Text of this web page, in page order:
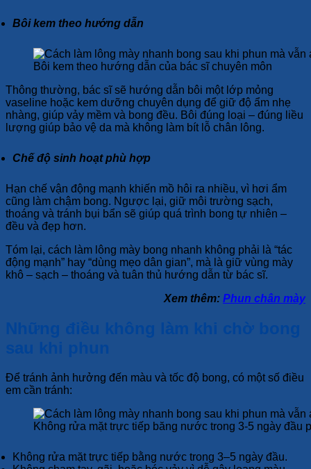
Bôi kem theo hướng dẫn
Bôi kem theo hướng dẫn của bác sĩ chuyên môn
Thông thường, bác sĩ sẽ hướng dẫn bôi một lớp mỏng
vaseline hoặc kem dưỡng chuyên dụng để giữ độ ẩm nhẹ
nhàng, giúp vảy mềm và bong đều. Bôi đúng loại – đúng liều
lượng giúp bảo vệ da mà không làm bít lỗ chân lông.
Chế độ sinh hoạt phù hợp
Hạn chế vận động mạnh khiến mồ hôi ra nhiều, vì hơi ẩm
cũng làm chậm bong. Ngược lại, giữ môi trường sạch,
thoáng và tránh bụi bẩn sẽ giúp quá trình bong tự nhiên –
đều và đẹp hơn.
Tóm lại, cách làm lông mày bong nhanh không phải là “tác
động mạnh” hay “dùng mẹo dân gian”, mà là giữ vùng mày
khô – sạch – thoáng và tuân thủ hướng dẫn từ bác sĩ.
Xem thêm: Phun chân mày
Những điều không làm khi chờ bong
sau khi phun
Để tránh ảnh hưởng đến màu và tốc độ bong, có một số điều
em cần tránh:
Không rửa mặt trực tiếp băng nước trong 3-5 ngày đầu
Không rửa mặt trực tiếp bằng nước trong 3–5 ngày đầu.